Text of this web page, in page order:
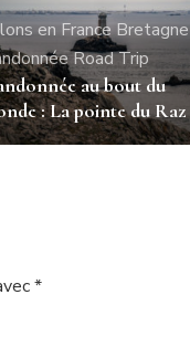
en FranceBretagne
Road Trip
au bout du
: La pointe du Raz
*